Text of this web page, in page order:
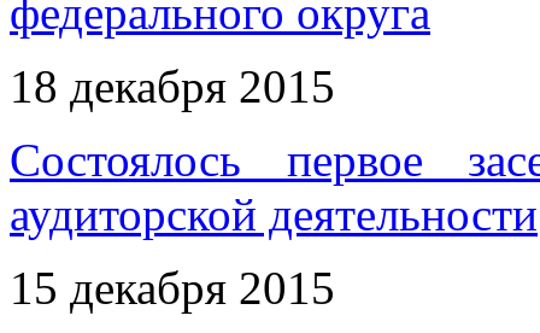
федерального округа
18 декабря 2015
Состоялось первое
аудиторской деятельности
15 декабря 2015